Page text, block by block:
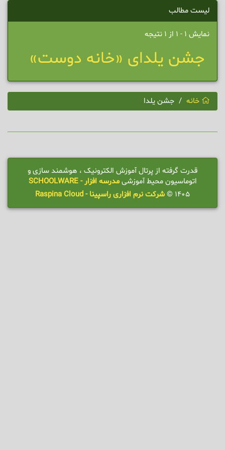
لیست مطالب
نمایش 1 - 1 از 1 نتیجه
جشن یلدای «خانه دوست»
خانه جشن یلدا
قدرت گرفته از پرتال آموزش الکترونیک ، هوشمند سازی و
اتوماسیون محیط آموزشیمدرسه افزار - SCHOOLWARE
1405 ©
شرکت نرم افزاری راسپینا - Raspina Cloud